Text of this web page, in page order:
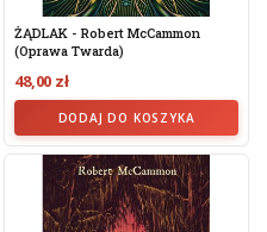
ŻĄDLAK - Robert McCammon
(oprawa Twarda)
48,00 zł
DODAJ DO KOSZYKA